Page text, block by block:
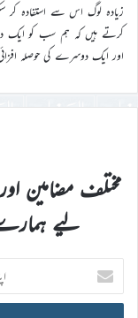
زیادہ لوگ اس سے استفادہ
کرتے ہیں کہ ہم سب کو ایک
اور ایک دوسرے کی حوصلہ
مختلف مضامین
لیے ہمارے
اپنا
ای
میل